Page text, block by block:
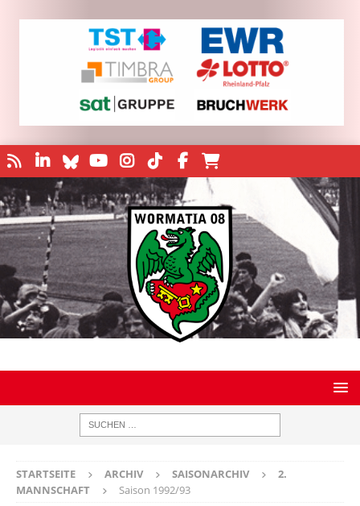
STARTSEITE ARCHIV SAISONARCHIV
2.
MANNSCHAFT
Saison 1992/93